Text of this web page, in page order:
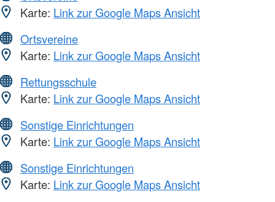
Karte: Link zur Google Maps Ansicht
Ortsvereine
Karte: Link zur Google Maps Ansicht
Rettungsschule
Karte: Link zur Google Maps Ansicht
Sonstige Einrichtungen
Karte: Link zur Google Maps Ansicht
Sonstige Einrichtungen
Karte: Link zur Google Maps Ansicht